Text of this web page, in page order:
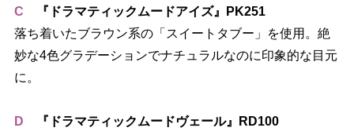
C
『ドラマティックムードアイズ』PK251
落ち着いたブラウン系の「スイートタブー」を使用。絶
妙な4色グラデーションでナチュラルなのに印象的な目元
に。
D
『ドラマティックムードヴェール』RD100